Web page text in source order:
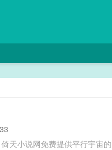
天小说网免费提供平行宇宙